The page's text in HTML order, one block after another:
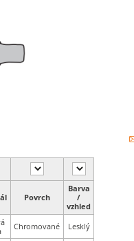
Povrch
Barva
/
vzhled
Chromované
Lesklý